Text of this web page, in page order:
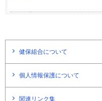
健保組合について
個人情報保護について
関連リンク集